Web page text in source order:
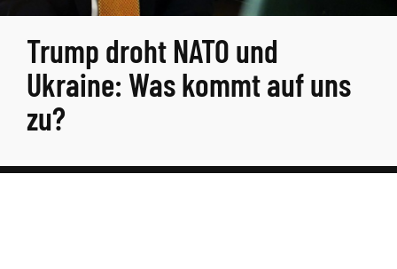
Trump droht NATO und
Ukraine: Was kommt auf uns
zu?